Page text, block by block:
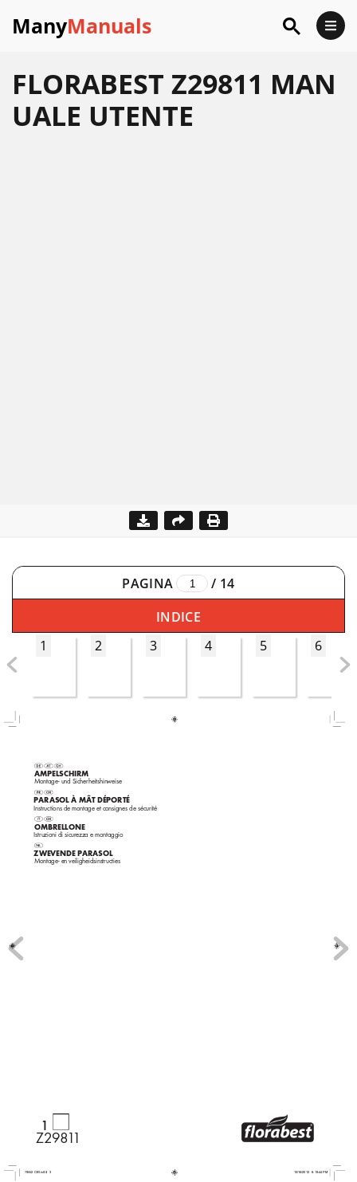
ManyManuals
FLORABEST Z29811 MAN
UALE UTENTE
PAGINA / 14
INDICE
1
2 3 4 5 6
1
AMPELSCHIRM
Montage- und Sicherheitshinweise
ZWEVENDE PARASOL
Montage- en veiligheidsinstructies
OMBRELLONE
Istruzioni di sicurezza e montaggio
PARASOL À MÂT DÉPORTÉ
Instructions de montage et consignes de sécurité
Z298 1 1
79552 CB1.indd   3 10/16/2012   6:19:44 PM